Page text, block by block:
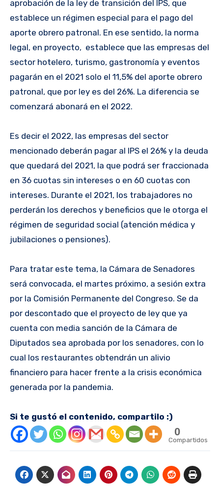
aprobación de la ley de transición del IPS, que
establece un régimen especial para el pago del
aporte obrero patronal. En ese sentido, la norma
legal, en proyecto, establece que las empresas del
sector hotelero, turismo, gastronomía y eventos
pagarán en el 2021 solo el 11,5% del aporte obrero
patronal, que por ley es del 26%. La diferencia se
comenzará abonará en el 2022.
Es decir el 2022, las empresas del sector
mencionado deberán pagar al IPS el 26% y la deuda
que quedará del 2021, la que podrá ser fraccionada
en 36 cuotas sin intereses o en 60 cuotas con
intereses. Durante el 2021, los trabajadores no
perderán los derechos y beneficios que le otorga el
régimen de seguridad social (atención médica y
jubilaciones o pensiones).
Para tratar este tema, la Cámara de Senadores
será convocada, el martes próximo, a sesión extra
por la Comisión Permanente del Congreso. Se da
por descontado que el proyecto de ley que ya
cuenta con media sanción de la Cámara de
Diputados sea aprobada por los senadores, con lo
cual los restaurantes obtendrán un alivio
financiero para hacer frente a la crisis económica
generada por la pandemia.
Si te gustó el contenido, compartilo :)
0
Compartidos